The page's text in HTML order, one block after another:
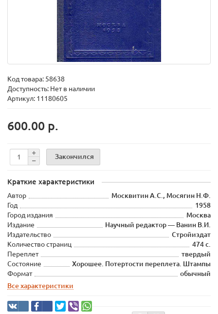
Код товара: 58638
Доступность: Нет в наличии
Артикул: 11180605
600.00 р.
Закончился
Краткие характеристики
Автор
Москвитин А.С., Мосягин Н.Ф.
Год
1958
Город издания
Москва
Издание
Научный редактор — Ванин В.И.
Издательство
Стройиздат
Количество страниц
474 с.
Переплет
твердый
Состояние
Хорошее. Потертости переплета. Штампы
Формат
обычный
Все характеристики